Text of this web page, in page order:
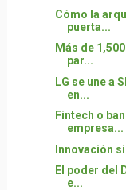
Cómo la
puerta...
Más de
par...
LG se une a
en...
Fintech o
empresa...
Innovación
El poder del
e...